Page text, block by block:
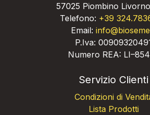
57025 Piombino
Telefono: +39
Email:
P.Iva:
Numero REA:
Servizio Clienti
Condizioni di
Lista Prodotti